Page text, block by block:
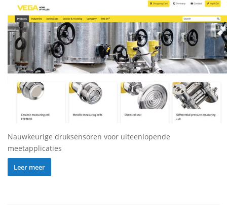
Nauwkeurige druksensoren voor uiteenlopende
meetapplicaties
Leer meer